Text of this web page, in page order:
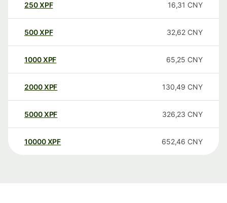
250XPF 16,31 CNY
500XPF 32,62 CNY
1000XPF 65,25 CNY
2000XPF 130,49 CNY
5000XPF 326,23 CNY
10000 XPF 652,46 CNY